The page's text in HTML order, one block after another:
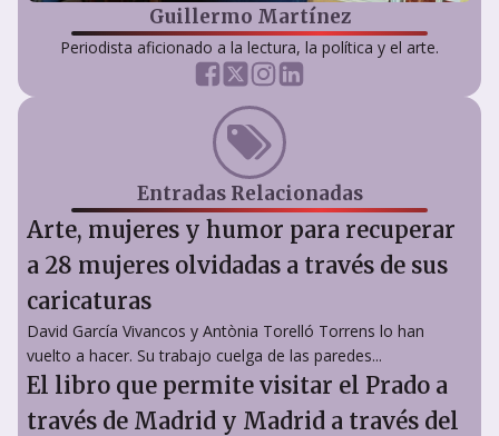
Guillermo Martínez
Periodista aficionado a la lectura, la política y el arte.
Entradas Relacionadas
Arte, mujeres y humor para recuperar
a 28 mujeres olvidadas a través de sus
caricaturas
David García Vivancos y Antònia Torelló Torrens lo han
vuelto a hacer. Su trabajo cuelga de las paredes...
El libro que permite visitar el Prado a
través de Madrid y Madrid a través del